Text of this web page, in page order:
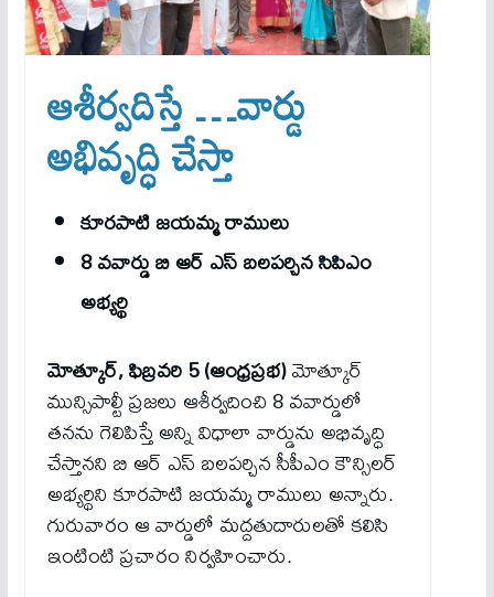
ఆశీర్వదిస్తే …వార్డు
అభివృద్ధి చేస్తా
కూరపాటి జయమ్మ రాములు
8 వవార్డు బి ఆర్ ఎస్ బలపర్చిన సిపిఎం
అభ్యర్థి
మోత్కూర్, ఫిబ్రవరి 5 (ఆంధ్రప్రభ)మోత్కూర్
మున్సిపాల్టీ ప్రజలు ఆశీర్వదించి 8 వవార్డులో
తనను గెలిపిస్తే అన్ని విధాలా వార్డును అభివృద్ధి
చేస్తానని బి ఆర్ ఎస్ బలపర్చిన సీపీఎం కౌన్సిలర్
అభ్యర్థిని కూరపాటి జయమ్మ రాములు అన్నారు.
గురువారం ఆ వార్డులో మద్దతుదారులతో కలిసి
ఇంటింటి ప్రచారం నిర్వహించారు.